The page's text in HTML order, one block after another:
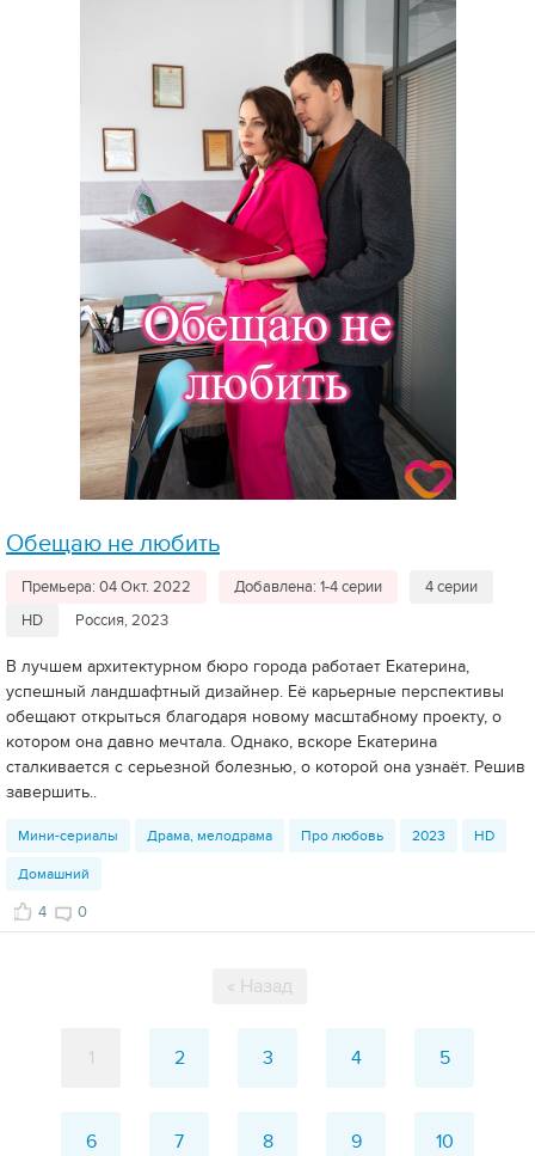
Обещаю не любить
Премьера: 04 Окт. 2022 Добавлена: 1-4 серии
4 серии
HD
Россия, 2023
В лучшем архитектурном бюро города работает Екатерина,
успешный ландшафтный дизайнер. Её карьерные перспективы
обещают открыться благодаря новому масштабному проекту, о
котором она давно мечтала. Однако, вскоре Екатерина
сталкивается с серьезной болезнью, о которой она узнаёт. Решив
завершить..
Мини-сериалы Драма, мелодрама Про любовь 2023 HD
Домашний
4 0
« Назад
1 2 3 4 5
6 7 8 9 10